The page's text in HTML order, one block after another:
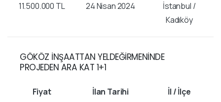
11.500.000 TL 24 Nisan 2024
İstanbul /
Kadıköy
GÖKÖZ İNŞAATTAN YELDEĞİRMENİNDE
PROJEDEN ARA KAT 1+1